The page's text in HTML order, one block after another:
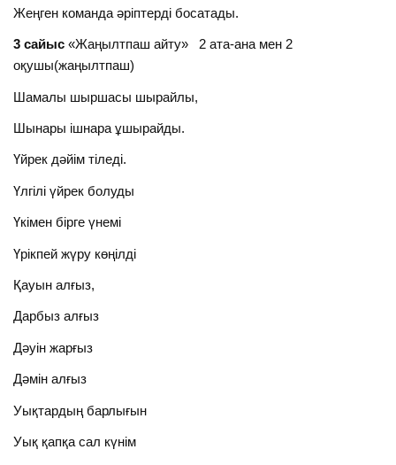
Жеңген команда әріптерді босатады.
3 сайыс «Жаңылтпаш айту» 2 ата-ана мен 2
оқушы(жаңылтпаш)
Шамалы шыршасы шырайлы,
Шынары ішнара ұшырайды.
Үйрек дәйім тіледі.
Үлгілі үйрек болуды
Үкімен бірге үнемі
Үрікпей жүру көңілді
Қауын алғыз,
Дарбыз алғыз
Дәуін жарғыз
Дәмін алғыз
Уықтардың барлығын
Уық қапқа сал күнім